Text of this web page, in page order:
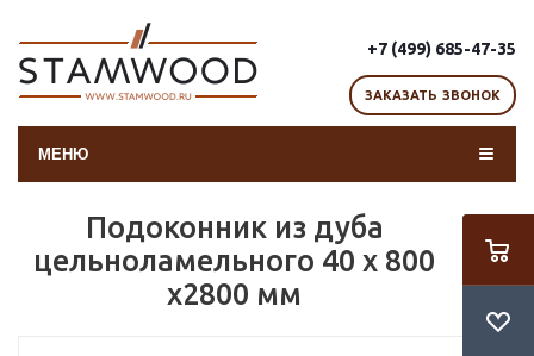
+7 (499) 685-47-35
ЗАКАЗАТЬ ЗВОНОК
МЕНЮ
Подоконник из дуба
цельноламельного 40 х 800
х2800 мм